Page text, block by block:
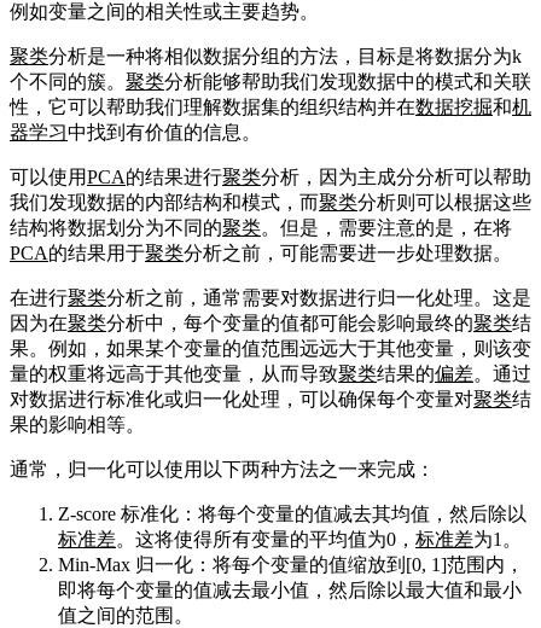
例如变量之间的相关性或主要趋势。
聚类分析是一种将相似数据分组的方法，目标是将数据分为k
个不同的簇。 聚类分析能够帮助我们发现数据中的模式和关联
性，它可以帮助我们理解数据集的组织结构并在数据挖掘和机
器学习中找到有价值的信息。
可以使用PCA的结果进行聚类分析，因为主成分分析可以帮助
我们发现数据的内部结构和模式，而聚类分析则可以根据这些
结构将数据划分为不同的聚类。但是，需要注意的是，在将
PCA的结果用于聚类分析之前，可能需要进一步处理数据。
在进行聚类分析之前，通常需要对数据进行归一化处理。这是
因为在聚类分析中，每个变量的值都可能会影响最终的聚类结
果。例如，如果某个变量的值范围远远大于其他变量，则该变
量的权重将远高于其他变量，从而导致聚类结果的偏差。通过
对数据进行标准化或归一化处理，可以确保每个变量对聚类结
果的影响相等。
通常，归一化可以使用以下两种方法之一来完成：
Z-score 标准化：将每个变量的值减去其均值，然后除以
标准差。这将使得所有变量的平均值为0， 标准差为1。
Min-Max 归一化：将每个变量的值缩放到[0, 1]范围内，
即将每个变量的值减去最小值，然后除以最大值和最小
值之间的范围。